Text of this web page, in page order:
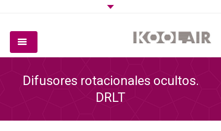
Difusores rotacionales ocultos.
DRLT